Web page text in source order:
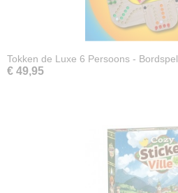
Tokken de Luxe 6 Persoons - Bordspel
€ 49,95